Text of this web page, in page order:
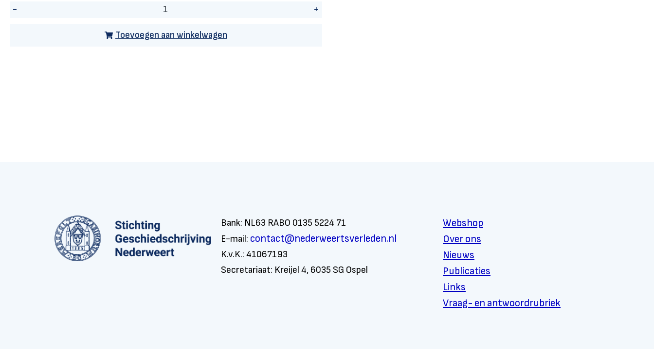
- +
Toevoegen aan winkelwagen
Bank: NL63 RABO 0135 5224 71
E-mail: contact@nederweertsverleden.nl
K.v.K.: 41067193
Secretariaat: Kreijel 4, 6035 SG Ospel
Webshop
Over ons
Nieuws
Publicaties
Links
Vraag- en antwoordrubriek